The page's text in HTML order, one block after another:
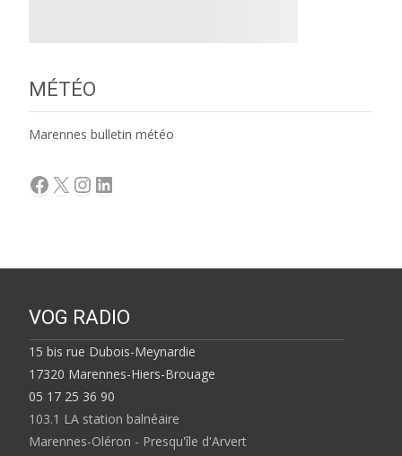
MÉTÉO
Marennes bulletin météo
Facebook
X Instagram
LinkedIn
VOG RADIO
15 bis rue Dubois-Meynardie
17320 Marennes-Hiers-Brouage
05 17 25 36 90
103.1 LA station balnéaire
Marennes-Oléron - Presqu'île d'Arvert